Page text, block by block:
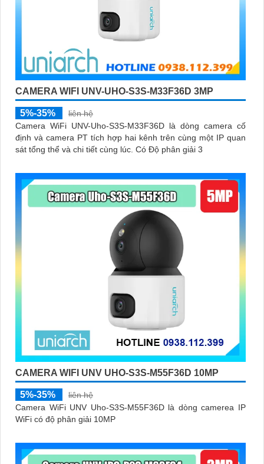
CAMERA WIFI UNV-UHO-S3S-M33F36D 3MP
5%-35%
liên hệ
Camera WiFi UNV-Uho-S3S-M33F36D là dòng camera cố
định và camera PT tích hợp hai kênh trên cùng một IP quan
sát tổng thể và chi tiết cùng lúc. Có Độ phân giải 3
CAMERA WIFI UNV UHO-S3S-M55F36D 10MP
5%-35%
liên hệ
Camera WiFi UNV Uho-S3S-M55F36D là dòng camerea IP
WiFi có độ phân giải 10MP